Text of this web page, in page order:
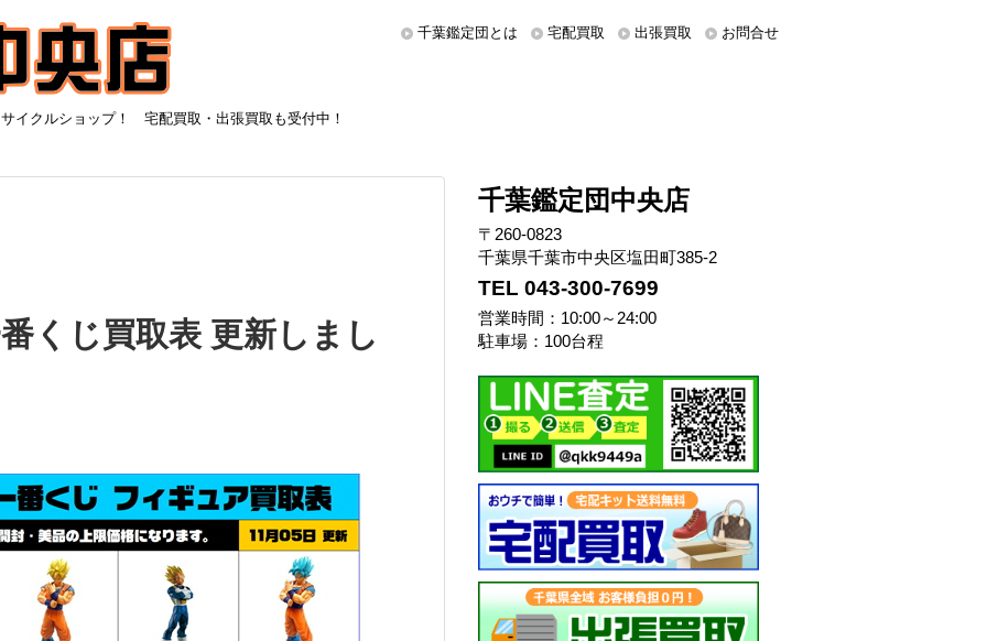
イクルショップ！ 宅配買取・出張買取も受付中！
千葉鑑定団とは 宅配買取 出張買取 お問合せ
くじ買取表 更新しまし
千葉鑑定団中央店
〒260-0823
千葉県千葉市中央区塩田町385-2
TEL 043-300-7699
営業時間：10:00～24:00
駐車場：100台程